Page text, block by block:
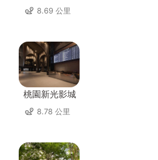
8.69 公里
桃園新光影城
8.78 公里